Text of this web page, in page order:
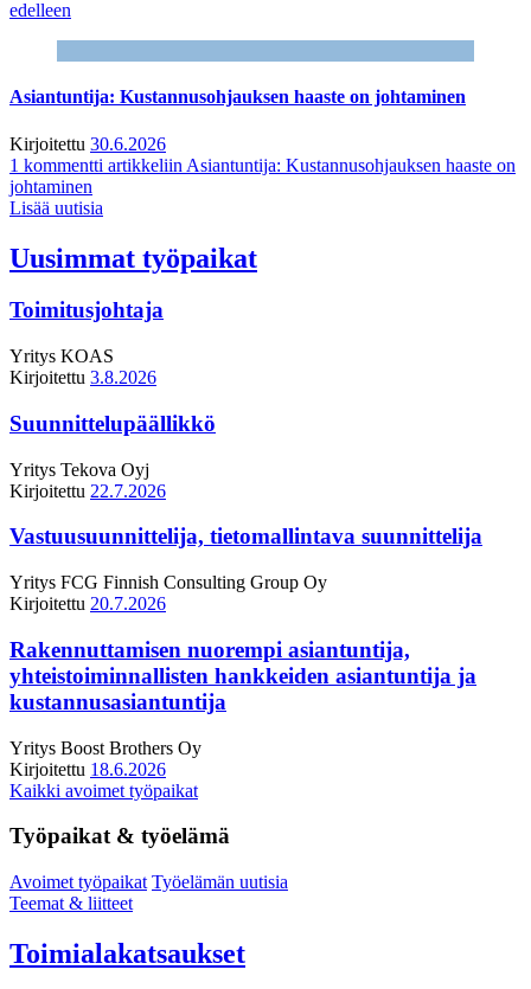
edelleen
Asiantuntija: Kustannusohjauksen haaste on johtaminen
Kirjoitettu 30.6.2026
1 kommentti artikkeliin Asiantuntija: Kustannusohjauksen haaste on
johtaminen
Lisää uutisia
Uusimmat työpaikat
Toimitusjohtaja
Yritys KOAS
Kirjoitettu 3.8.2026
Suunnittelupäällikkö
Yritys Tekova Oyj
Kirjoitettu 22.7.2026
Vastuusuunnittelija, tietomallintava suunnittelija
Yritys FCG Finnish Consulting Group Oy
Kirjoitettu 20.7.2026
Rakennuttamisen nuorempi asiantuntija,
yhteistoiminnallisten hankkeiden asiantuntija ja
kustannusasiantuntija
Yritys Boost Brothers Oy
Kirjoitettu 18.6.2026
Kaikki avoimet työpaikat
Työpaikat & työelämä
Avoimet työpaikat Työelämän uutisia
Teemat & liitteet
Toimialakatsaukset